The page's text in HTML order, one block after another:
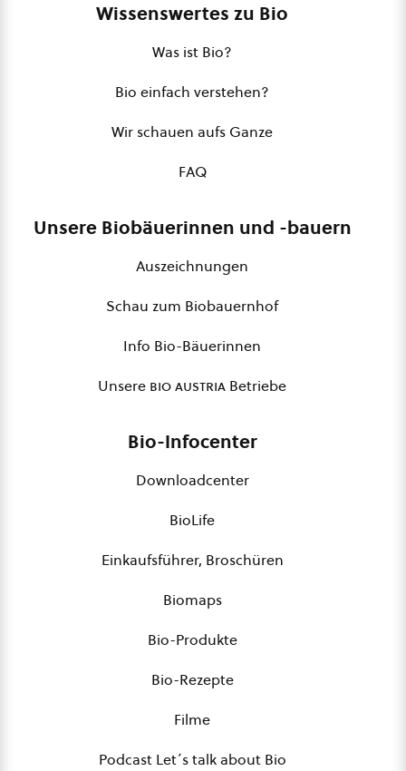
Wissenswertes zu Bio
Was ist Bio?
Bio einfach verstehen?
Wir schauen aufs Ganze
FAQ
Unsere Biobäuerinnen und -bauern
Auszeichnungen
Schau zum Biobauernhof
Info Bio-Bäuerinnen
Unsere bio austria Betriebe
Bio-Infocenter
Downloadcenter
BioLife
Einkaufsführer, Broschüren
Biomaps
Bio-Produkte
Bio-Rezepte
Filme
Podcast Let´s talk about Bio